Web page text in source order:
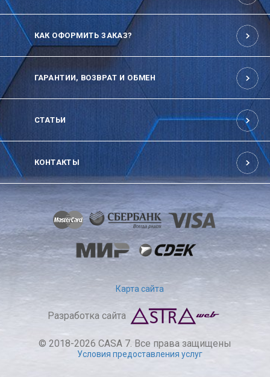
КАК ОФОРМИТЬ ЗАКАЗ?
ГАРАНТИИ, ВОЗВРАТ И ОБМЕН
СТАТЬИ
КОНТАКТЫ
Карта сайта
Разработка сайта
© 2018-2026 CASA 7. Все права защищены
Условия предоставления услуг